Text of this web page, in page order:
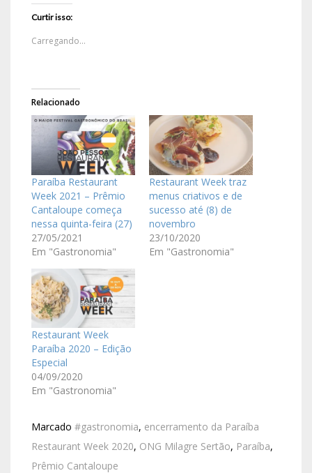
Curtir isso:
Carregando...
Relacionado
Paraíba Restaurant
Week 2021 – Prêmio
Cantaloupe começa
nessa quinta-feira (27)
27/05/2021
Em "Gastronomia"
Restaurant Week traz
menus criativos e de
sucesso até (8) de
novembro
23/10/2020
Em "Gastronomia"
Restaurant Week
Paraíba 2020 – Edição
Especial
04/09/2020
Em "Gastronomia"
Marcado #gastronomia, encerramento da Paraíba
Restaurant Week 2020, ONG Milagre Sertão, Paraíba,
Prêmio Cantaloupe